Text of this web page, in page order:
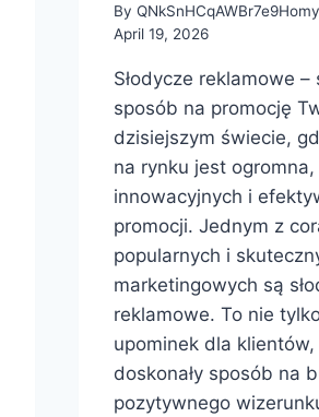
By
April 19, 2026
Słodycze reklamowe –
sposób na promocję
dzisiejszym świecie,
na rynku jest
innowacyjnych i
promocji. Jednym z
popularnych i
marketingowych są
reklamowe. To nie
upominek dla
doskonały sposób na
pozytywnego